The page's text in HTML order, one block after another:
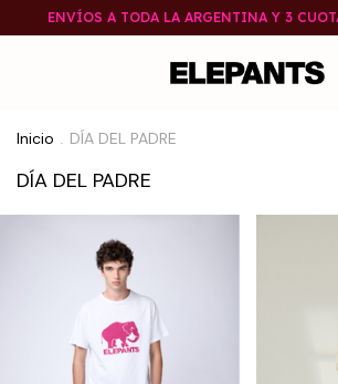
ENVÍOS A TODA LA ARGENTINA Y 3
Inicio . DÍA DEL PADRE
DÍA DEL PADRE